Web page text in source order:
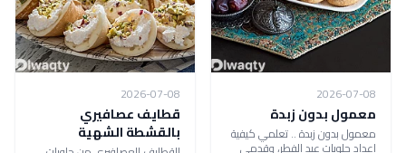
2026-07-08
معمول بدون زبدة
معمول بدون زبدة .. تعلمي كيفية
إعداد حلويات عيد الفطر، وقدمي
2026-07-08
قطايف عصافيري
بالقشطة الشهية